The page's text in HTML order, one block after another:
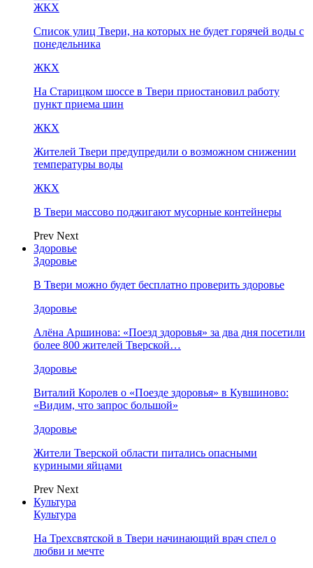
ЖКХ
Список улиц Твери, на которых не будет горячей воды с
понедельника
ЖКХ
На Старицком шоссе в Твери приостановил работу
пункт приема шин
ЖКХ
Жителей Твери предупредили о возможном снижении
температуры воды
ЖКХ
В Твери массово поджигают мусорные контейнеры
Prev Next
Здоровье
Здоровье
В Твери можно будет бесплатно проверить здоровье
Здоровье
Алёна Аршинова: «Поезд здоровья» за два дня посетили
более 800 жителей Тверской…
Здоровье
Виталий Королев о «Поезде здоровья» в Кувшиново:
«Видим, что запрос большой»
Здоровье
Жители Тверской области питались опасными
куриными яйцами
Prev Next
Культура
Культура
На Трехсвятской в Твери начинающий врач спел о
любви и мечте